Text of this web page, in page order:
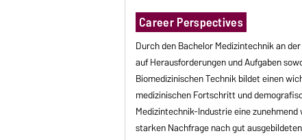
Career Perspectives
Durch den Bachelor Medizintechnik an
auf Herausforderungen und Aufgaben
Biomedizinischen Technik bildet einen
medizinischen Fortschritt und
Medizintechnik-Industrie eine
starken Nachfrage nach gut